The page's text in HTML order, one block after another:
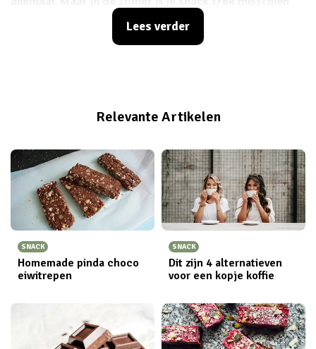
wat minder of heb je geen zin in een stuk gesmolten
chocola. Gelukkig bestaat er ook genoeg lekkers dat
Lees verder
Relevante Artikelen
SNACK
Homemade pinda choco
eiwitrepen
SNACK
Dit zijn 4 alternatieven
voor een kopje koffie